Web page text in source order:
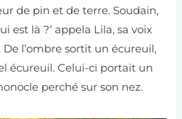
de pin et de terre. Soudain,
est là ?’ appela Lila, sa voix
l’ombre sortit un écureuil,
écureuil. Celui-ci portait un
perché sur son nez.